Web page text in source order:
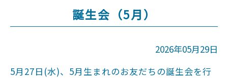
誕生会（5月）
2026年05月29日
5月27日(水)、5月生まれのお友だちの誕生会を行